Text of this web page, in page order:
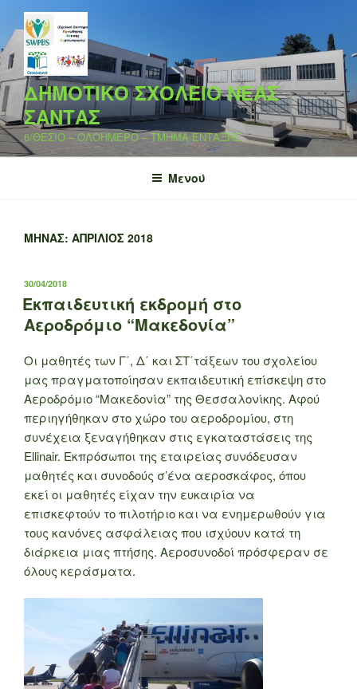
Μετάβαση
στο
περιεχόμενο
ΔΗΜΟΤΙΚΟ ΣΧΟΛΕΙΟ ΝΕΑΣ
ΣΑΝΤΑΣ
6/ΘΕΣΙΟ – ΟΛΟΗΜΕΡΟ – ΤΜΗΜΑ ΕΝΤΑΞΗΣ
Μενού
ΜΉΝΑΣ: ΑΠΡΊΛΙΟΣ 2018
ΔΗΜΟΣΙΕΎΤΗΚΕ
ΣΤΙΣ
30/04/2018
Εκπαιδευτική εκδρομή στο
Αεροδρόμιο “Μακεδονία”
Οι μαθητές των Γ΄, Δ΄ και ΣΤ΄τάξεων του σχολείου
μας πραγματοποίησαν εκπαιδευτική επίσκεψη στο
Αεροδρόμιο “Μακεδονία” της Θεσσαλονίκης. Αφού
περιηγήθηκαν στο χώρο του αεροδρομίου, στη
συνέχεια ξεναγήθηκαν στις εγκαταστάσεις της
Ellinair. Εκπρόσωποι της εταιρείας συνόδευσαν
μαθητές και συνοδούς σ’ένα αεροσκάφος, όπου
εκεί οι μαθητές είχαν την ευκαιρία να
επισκεφτούν το πιλοτήριο και να ενημερωθούν για
τους κανόνες ασφάλειας που ισχύουν κατά τη
διάρκεια μιας πτήσης. Αεροσυνοδοί πρόσφεραν σε
όλους κεράσματα.